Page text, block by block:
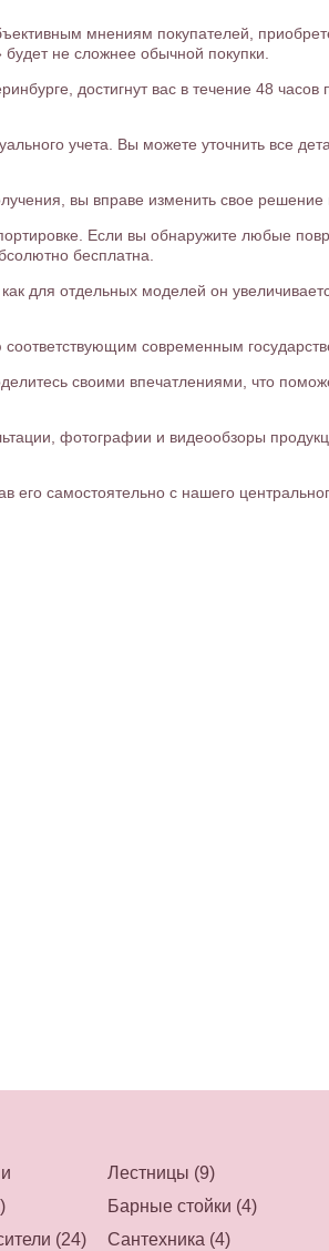
мнениям покупателей,
не сложнее обычной покупки.
достигнут вас в течение 48
учета. Вы можете уточнить все
вы вправе изменить свое решение и
Если вы обнаружите любые
бесплатна.
как для отдельных моделей он
соответствующим современным
своими впечатлениями, что
фотографии и видеообзоры
самостоятельно с нашего
Лестницы (9)
Барные стойки (4)
(24) Сантехника (4)